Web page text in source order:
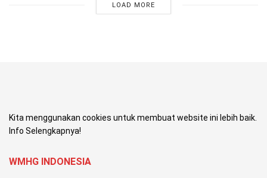
LOAD MORE
Kita menggunakan cookies untuk membuat website ini lebih baik.
Info Selengkapnya!
WMHG INDONESIA